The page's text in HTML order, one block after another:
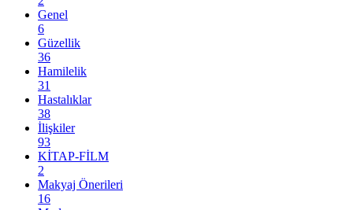
Genel
6
Güzellik
36
Hamilelik
31
Hastalıklar
38
İlişkiler
93
KİTAP-FİLM
2
Makyaj Önerileri
16